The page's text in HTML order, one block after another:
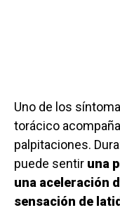
Uno de los
torácico
palpitaciones.
puede sentir una
una aceleración
sensación de